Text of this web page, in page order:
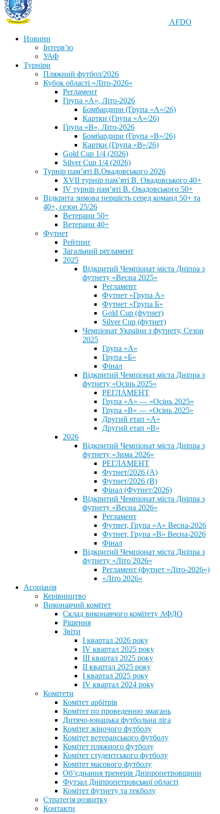
AFDO
Новини
Інтерв’ю
УАФ
Турніри
Пляжний футбол/2026
Кубок області «Літо-2026»
Регламент
Група «А», Літо-2026
Бомбардири (Група «А»/26)
Картки (Група «А»/26)
Група «В», Літо-2026
Бомбардири (Група «В»/26)
Картки (Група «В»/26)
Gold Cup 1/4 (2026)
Silver Cup 1/4 (2026)
Турнір пам’яті В.Овадовського 2026
XVII турнір пам’яті В. Овадовського 40+
IV турнір пам’яті В. Овадовського 50+
Відкрита зимова першість серед команд 50+ та
40+, сезон 25/26
Ветерани 50+
Ветерани 40+
Футнет
Рейтинг
Загальний регламент
2025
Відкритий Чемпіонат міста Дніпра з
футнету «Весна 2025»
Регламент
Футнет «Група А»
Футнет «Група Б»
Gold Cup (футнет)
Silver Cup (футнет)
Чемпіонат України з футнету, Сезон
2025
Група «А»
Група «Б»
Фінал
Відкритий Чемпіонат міста Дніпра з
футнету «Осінь 2025»
РЕГЛАМЕНТ
Група «А» — «Осінь 2025»
Група «В» — «Осінь 2025»
Другий етап «А»
Другий етап «В»
2026
Відкритий Чемпіонат міста Дніпра з
футнету «Зима 2026»
РЕГЛАМЕНТ
Футнет/2026 (А)
Футнет/2026 (В)
Фінал (Футнет/2026)
Відкритий Чемпіонат міста Дніпра з
футнету «Весна 2026»
Регламент
Футнет, Група «А» Весна-2026
Футнет, Група «В» Весна-2026
Фінал
Відкритий Чемпіонат міста Дніпра з
футнету «Літо 2026»
Регламент (футнет «Літо-2026»)
«Літо 2026»
Асоціація
Керівництво
Виконавчий комітет
Склад виконавчого комітету АФДО
Рішення
Звіти
I квартал 2026 року
IV квартал 2025 року
III квартал 2025 року
II квартал 2025 року
I квартал 2025 року
IV квартал 2024 року
Комітети
Комітет арбітрів
Комітет по проведенню змагань
Дитячо-юнацька футбольна ліга
Комітет жіночого футболу
Комітет ветеранського футболу
Комітет пляжного футболу
Комітет студентського футболу
Комітет масового футболу
Обʼєднання тренерів Дніпропетровщини
Футзал Дніпропетровської області
Комітет футнету та текболу
Стратегія розвитку
Контакти